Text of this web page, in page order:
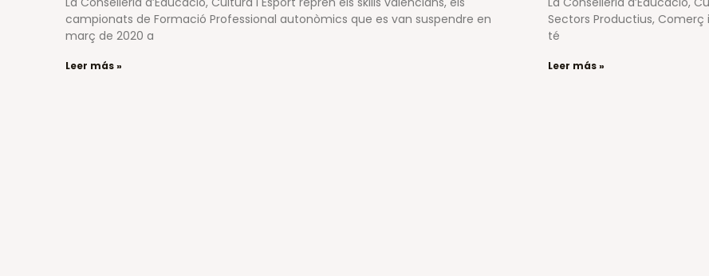
campionats de Formació Professional autonòmics que es van suspendre en
març de 2020 a
Leer más »
Sectors Productius, Comerç
té
Leer más »